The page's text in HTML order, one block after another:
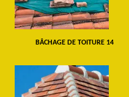
BÂCHAGE DE TOITURE 14